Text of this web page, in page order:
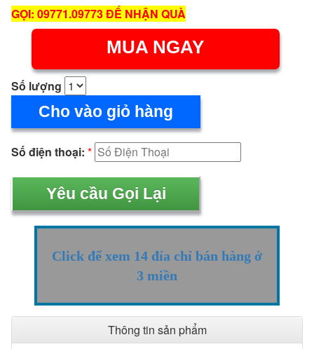
GỌI: 09771.09773 ĐỂ NHẬN QUÀ
MUA NGAY
Số lượng
Cho vào giỏ hàng
Số điện thoại: *
Click để xem 14 đỉa chỉ bán hàng ở
3 miền
Thông tin sản phẩm